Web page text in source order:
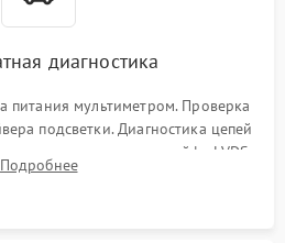
диагностика
питания мультиметром. Проверка
подсветки. Диагностика цепей
сигналов на шлейфе LVDS
Подробнее